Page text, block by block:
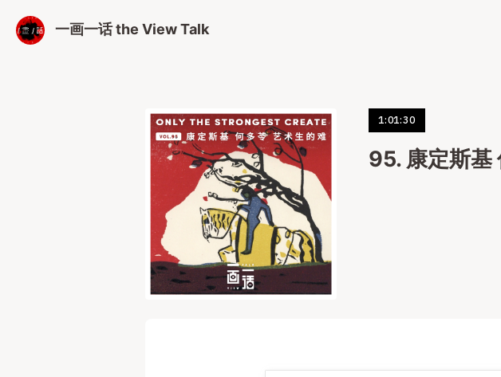
一画一话 the View Talk
1:01:30
95. 康定斯基